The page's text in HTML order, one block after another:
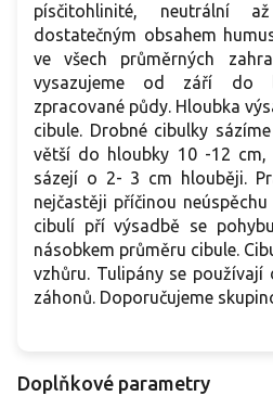
písčitohlinité, neutrální
dostatečným obsahem
ve všech průměrných
vysazujeme od září do
zpracované půdy. Hloubka
cibule. Drobné cibulky
větší do hloubky 10 -12 cm,
sázejí o 2- 3 cm hlouběji.
nejčastěji příčinou
cibulí pří výsadbě se
násobkem průměru cibule.
vzhůru. Tulipány se používají
záhonů. Doporučujeme
Doplňkové parametry